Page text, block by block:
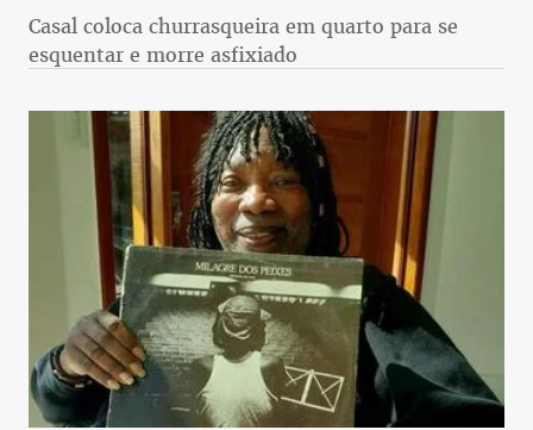
Casal coloca churrasqueira em quarto para se
esquentar e morre asfixiado